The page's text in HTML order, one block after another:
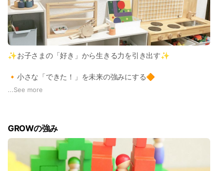
✨お子さまの「好き」から生きる力を引き出す✨️
🔸小さな「できた！」を未来の強みにする🔶
ちゃんとした親になれない。
そんな風に思うこともあるかもしれません。
...See more
GROWの強み